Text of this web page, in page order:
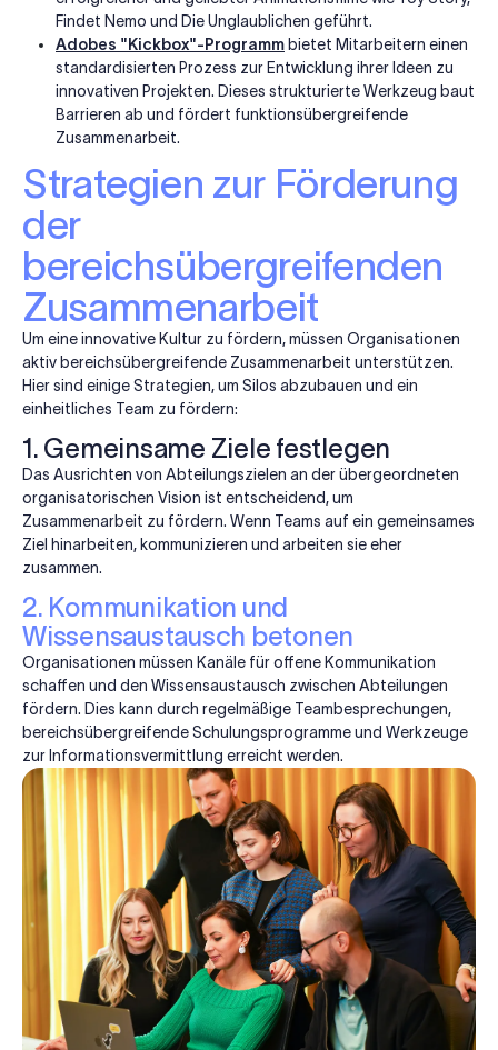
Findet Nemo und Die Unglaublichen geführt.
Adobes "Kickbox"-Programm bietet Mitarbeitern einen
standardisierten Prozess zur Entwicklung ihrer Ideen zu
innovativen Projekten. Dieses strukturierte Werkzeug baut
Barrieren ab und fördert funktionsübergreifende
Zusammenarbeit.
Strategien zur Förderung
der
bereichsübergreifenden
Zusammenarbeit
Um eine innovative Kultur zu fördern, müssen Organisationen
aktiv bereichsübergreifende Zusammenarbeit unterstützen.
Hier sind einige Strategien, um Silos abzubauen und ein
einheitliches Team zu fördern:
1. Gemeinsame Ziele festlegen
Das Ausrichten von Abteilungszielen an der übergeordneten
organisatorischen Vision ist entscheidend, um
Zusammenarbeit zu fördern. Wenn Teams auf ein gemeinsames
Ziel hinarbeiten, kommunizieren und arbeiten sie eher
zusammen.
2. Kommunikation und
Wissensaustausch betonen
Organisationen müssen Kanäle für offene Kommunikation
schaffen und den Wissensaustausch zwischen Abteilungen
fördern. Dies kann durch regelmäßige Teambesprechungen,
bereichsübergreifende Schulungsprogramme und Werkzeuge
zur Informationsvermittlung erreicht werden.